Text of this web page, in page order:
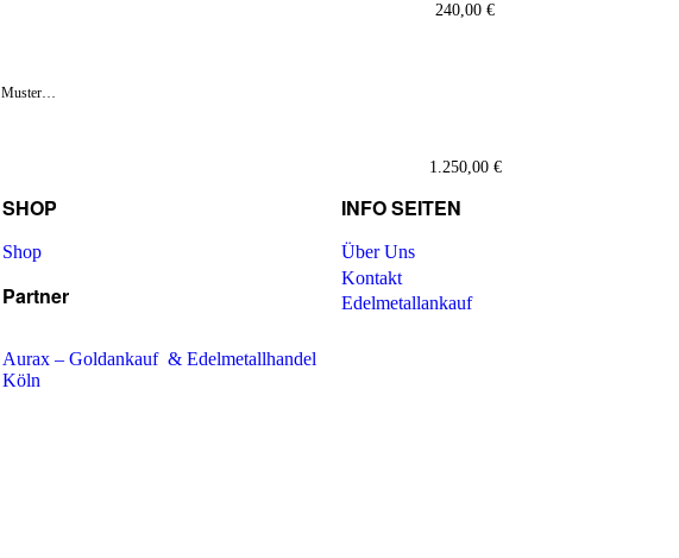
240,00 €
Muster…
1.250,00 €
SHOP
Shop
Partner
Aurax – Goldankauf & Edelmetallhandel
Köln
INFO SEITEN
Über Uns
Kontakt
Edelmetallankauf